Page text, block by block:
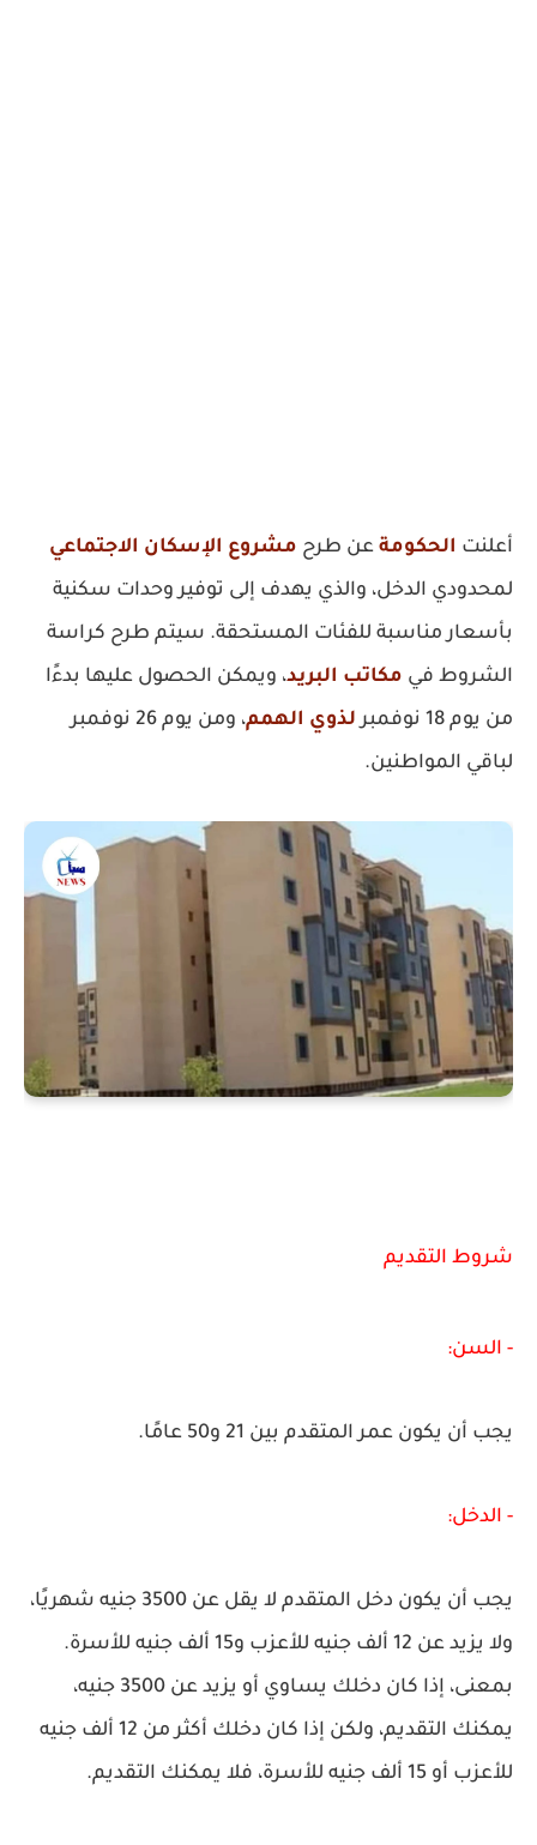
أعلنت الحكومة عن طرح مشروع الإسكان الاجتماعي
لمحدودي الدخل، والذي يهدف إلى توفير وحدات سكنية
بأسعار مناسبة للفئات المستحقة. سيتم طرح كراسة
الشروط في مكاتب البريد، ويمكن الحصول عليها بدءًا
من يوم 18 نوفمبر
لذوي الهمم
، ومن يوم 26 نوفمبر
لباقي المواطنين.
شروط التقديم
- السن:
يجب أن يكون عمر المتقدم بين 21 و50 عامًا.
- الدخل:
يجب أن يكون دخل المتقدم لا يقل عن 3500 جنيه شهريًا،
ولا يزيد عن 12 ألف جنيه للأعزب و15 ألف جنيه للأسرة.
بمعنى، إذا كان دخلك يساوي أو يزيد عن 3500 جنيه،
يمكنك التقديم، ولكن إذا كان دخلك أكثر من 12 ألف جنيه
للأعزب أو 15 ألف جنيه للأسرة، فلا يمكنك التقديم.